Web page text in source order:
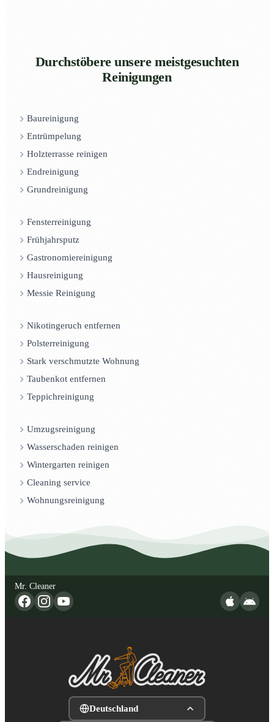
Durchstöbere unsere meistgesuchten
Reinigungen
Baureinigung
Entrümpelung
Holzterrasse reinigen
Endreinigung
Grundreinigung
Fensterreinigung
Frühjahrsputz
Gastronomiereinigung
Hausreinigung
Messie Reinigung
Nikotingeruch entfernen
Polsterreinigung
Stark verschmutzte Wohnung
Taubenkot entfernen
Teppichreinigung
Umzugsreinigung
Wasserschaden reinigen
Wintergarten reinigen
Cleaning service
Wohnungsreinigung
Mr. Cleaner
Deutschland